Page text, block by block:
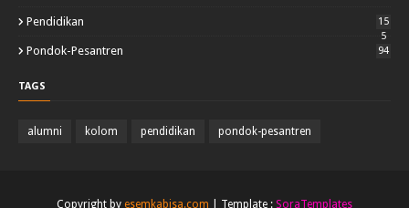
Pendidikan
15
5
Pondok-Pesantren 94
TAGS
alumni kolom pendidikan pondok-pesantren
Copyright by esemkabisa.com | Template : SoraTemplates